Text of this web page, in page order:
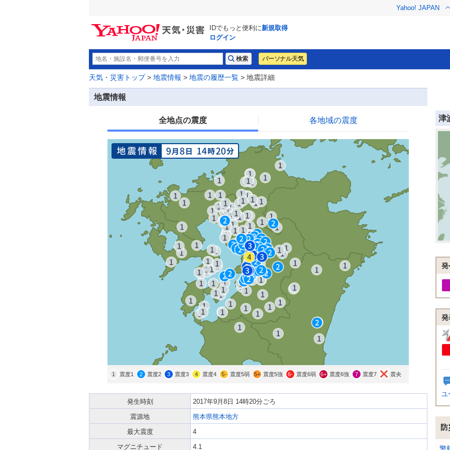
Yahoo! JAPAN
IDでもっと便利に新規取得
ログイン
パーソナル天気
天気・災害トップ> 地震情報 > 地震の履歴一覧 > 地震詳細
地震情報
全地点の震度 各地域の震度
1 震度1 2 震度2 3 震度3 4 震度4 5- 震度5弱 5+ 震度5強 6- 震度6弱 6+ 震度6強 7 震度7 震央
発生時刻
2017年9月8日 14時20分ごろ
震源地
熊本県熊本地方
最大震度
4
マグニチュード
4.1
津
発
発
ユ